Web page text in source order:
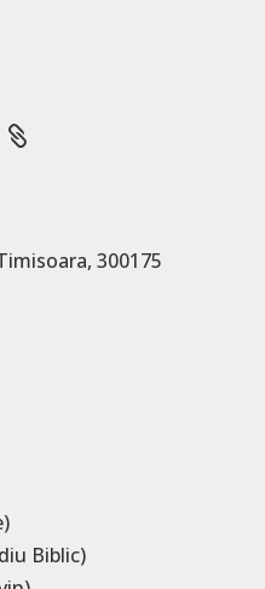

300175
Biblic)